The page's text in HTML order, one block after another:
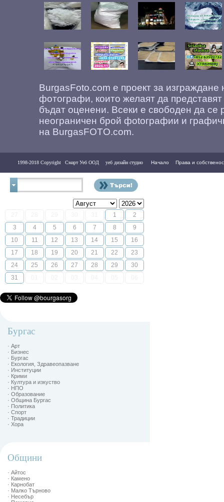
BurgasFoto.com е проект за
фотографи, които желаят да
бъдат оценени. Всеки е свободен да се
неограничен брой фоtографии и
на BurgasFOTO.com.
1998-2018 Copyright Смарт Уеб ООД уеб дизайн студио Начало Права и
1
2
3
4 5 6 7 8
9
10
11 12 13 14 15
16
17
18 19 20 21 22
23
24
25 26 27 28 29
30
31
Бургас
· Арт
· Бизнес
· Бургас
· Екология, Здравеопазване
· Институции
· Крими
· Култура и изкуство
· НПО
· Образование
· Община Бургас
· Политика
· Спорт
· Традиции
· Хора
Общини
· Айтос
· Камено
· Карнобат
· Малко Търново
· Несебър